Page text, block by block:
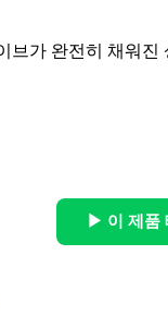
브가 완전히 채워진
▶ 이 제품